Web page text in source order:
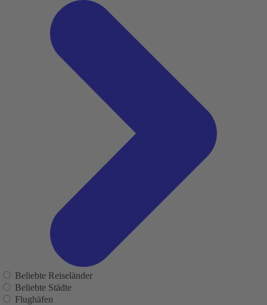
Beliebte Reiseländer
Beliebte Städte
Flughäfen